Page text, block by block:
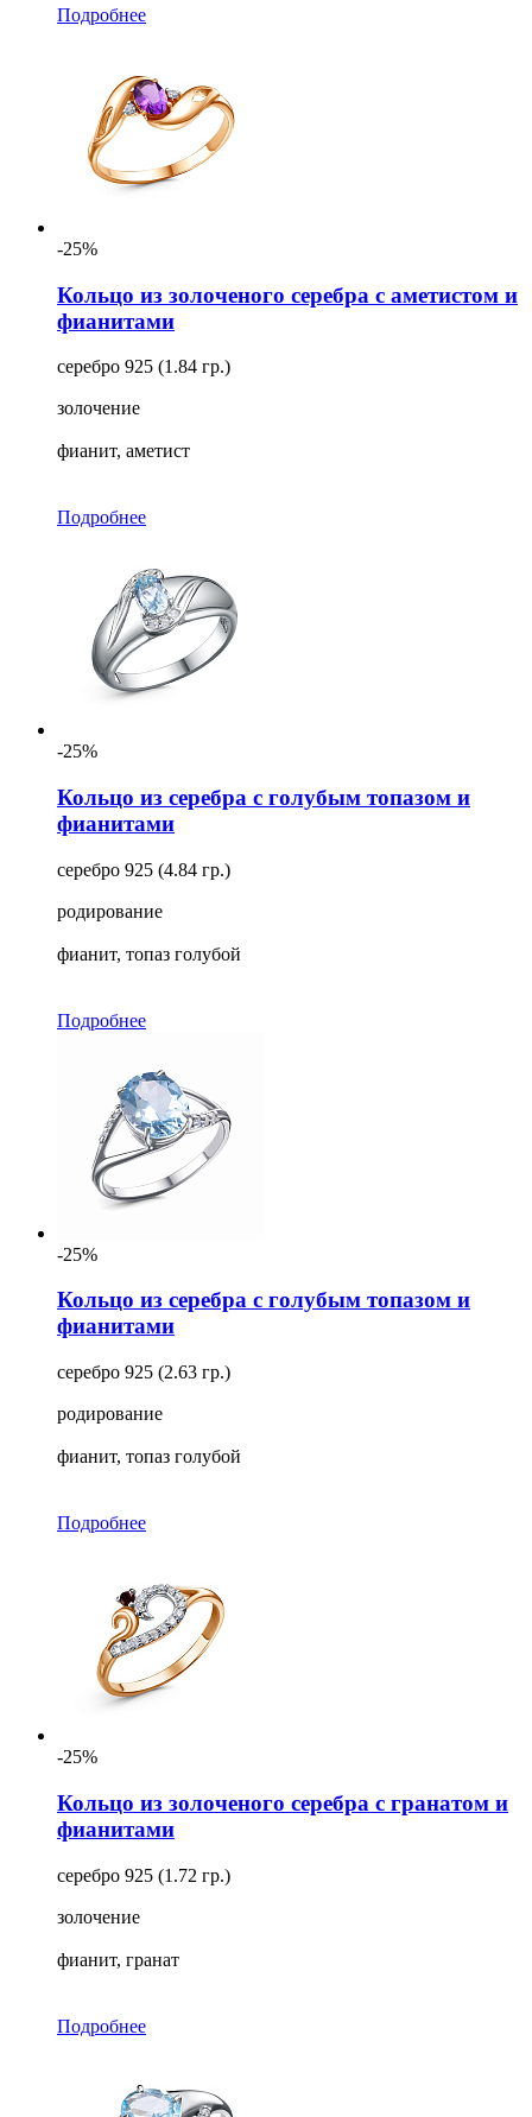
Подробнее
-25%
Кольцо из золоченого серебра с аметистом и
фианитами
серебро 925 (1.84 гр.)
золочение
фианит, аметист
Подробнее
-25%
Кольцо из серебра с голубым топазом и
фианитами
серебро 925 (4.84 гр.)
родирование
фианит, топаз голубой
Подробнее
-25%
Кольцо из серебра с голубым топазом и
фианитами
серебро 925 (2.63 гр.)
родирование
фианит, топаз голубой
Подробнее
-25%
Кольцо из золоченого серебра с гранатом и
фианитами
серебро 925 (1.72 гр.)
золочение
фианит, гранат
Подробнее